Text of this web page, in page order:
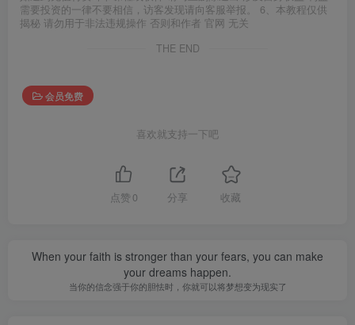
需要投资的一律不要相信，访客发现请向客服举报。 6、本教程仅供
揭秘 请勿用于非法违规操作 否则和作者 官网 无关
THE END
会员免费
喜欢就支持一下吧
点赞 0 分享 收藏
When your faith is stronger than your fears, you can make
your dreams happen.
当你的信念强于你的胆怯时，你就可以将梦想变为现实了